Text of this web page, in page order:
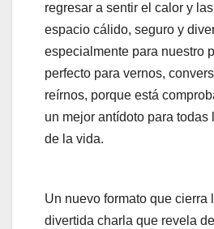
regresar a sentir el calor y
espacio cálido, seguro y
especialmente para nuestro
perfecto para vernos,
reírnos, porque está
un mejor antídoto para todas
de la vida.
Un nuevo formato que cierra
divertida charla que revela